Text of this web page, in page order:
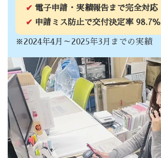
✔ 電子申請・実績報告まで完全対応
✔ 申請ミス防止で交付決定率 98.7％
※2024年4月～2025年3月までの実績